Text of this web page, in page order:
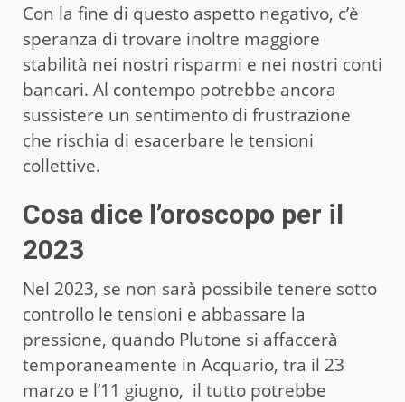
Con la fine di questo aspetto negativo, c’è
speranza di trovare inoltre maggiore
stabilità nei nostri risparmi e nei nostri conti
bancari. Al contempo potrebbe ancora
sussistere un sentimento di frustrazione
che rischia di esacerbare le tensioni
collettive.
Cosa dice l’oroscopo per il
2023
Nel 2023, se non sarà possibile tenere sotto
controllo le tensioni e abbassare la
pressione, quando Plutone si affaccerà
temporaneamente in Acquario, tra il 23
marzo e l’11 giugno, il tutto potrebbe